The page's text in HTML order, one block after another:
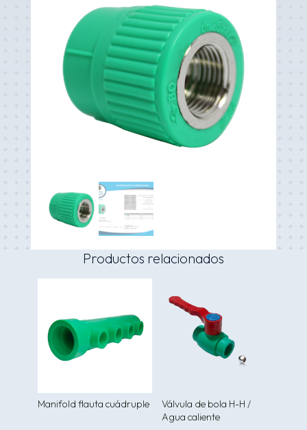
Productos relacionados
Manifold flauta cuádruple
Válvula de bola H-H /
Agua caliente